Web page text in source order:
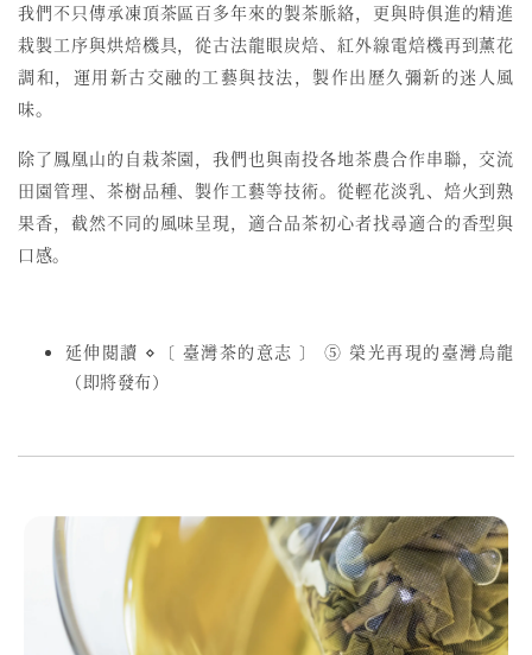
我們不只傳承凍頂茶區百多年來的製茶脈絡，更與時俱進的精進
栽製工序與烘焙機具，從古法龍眼炭焙、紅外線電焙機再到薰花
調和，運用新古交融的工藝與技法，製作出歷久彌新的迷人風
味。
除了鳳凰山的自栽茶園，我們也與南投各地茶農合作串聯，交流
田園管理、茶樹品種、製作工藝等技術。從輕花淡乳、焙火到熟
果香，截然不同的風味呈現，適合品茶初心者找尋適合的香型與
口感。
延伸閱讀 ⋄〔 臺灣茶的意志 〕 ⑤ 榮光再現的臺灣烏龍
（即將發布）